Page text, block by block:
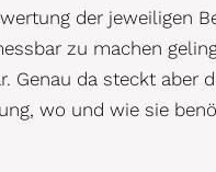
der jeweiligen
zu machen
da steckt aber
wo und wie sie